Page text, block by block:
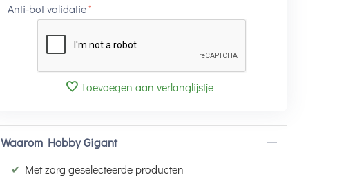
Anti-bot validatie
Toevoegen aan verlanglijstje
Waarom Hobby Gigant
✔ Met zorg geselecteerde producten